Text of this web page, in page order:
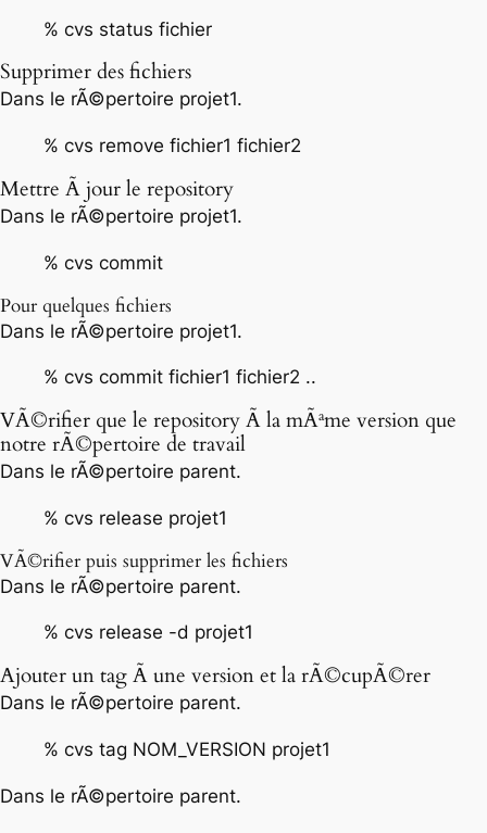
% cvs status fichier
Supprimer des fichiers
Dans le rÃ©pertoire projet1.
% cvs remove fichier1 fichier2
Mettre Ã jour le repository
Dans le rÃ©pertoire projet1.
% cvs commit
Pour quelques fichiers
Dans le rÃ©pertoire projet1.
% cvs commit fichier1 fichier2 ..
VÃ©rifier que le repository Ã la mÃªme version que
notre rÃ©pertoire de travail
Dans le rÃ©pertoire parent.
% cvs release projet1
VÃ©rifier puis supprimer les fichiers
Dans le rÃ©pertoire parent.
% cvs release -d projet1
Ajouter un tag Ã une version et la rÃ©cupÃ©rer
Dans le rÃ©pertoire parent.
% cvs tag NOM_VERSION projet1
Dans le rÃ©pertoire parent.